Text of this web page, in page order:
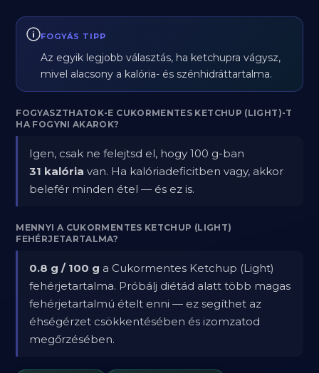
FOGYÁS TIPP
Az egyik legjobb választás, ha ketchupra vágysz,
mivel alacsony a kalória- és szénhidráttartalma.
FOGYASZTHATOK-E CUKORMENTES KETCHUP (LIGHT)-T
HA FOGYNI AKAROK?
Igen, csak ne felejtsd el, hogy 100 g-ban
31 kalória van. Ha kalóriadeficitben vagy, akkor
belefér minden étel — és ez is.
MENNYI A CUKORMENTES KETCHUP (LIGHT)
FEHÉRJETARTALMA?
0.8 g / 100 g a Cukormentes Ketchup (Light)
fehérjetartalma. Próbálj diétád alatt több magas
fehérjetartalmú ételt enni — ez segíthet az
éhségérzet csökkentésében és izomzatod
megőrzésében.